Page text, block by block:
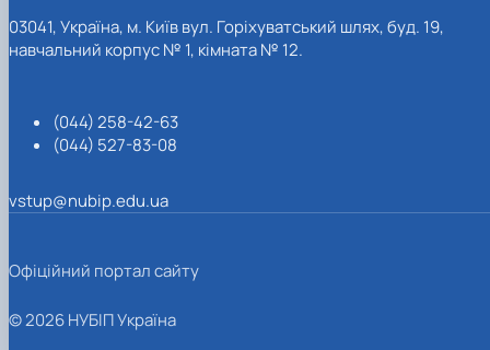
03041, Україна, м. Київ вул. Горіхуватський шлях, буд. 19,
навчальний корпус № 1, кімната № 12.
(044) 258-42-63
(044) 527-83-08
vstup@nubip.edu.ua
Офіційний портал сайту
© 2026 НУБІП Україна